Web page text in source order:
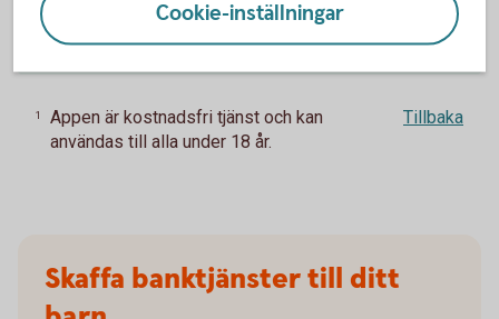
Årsavgift
0 kr 1
1
Appen är kostnadsfri tjänst och kan
användas till alla under 18 år.
Tillbaka
Skaffa banktjänster till ditt
Cookie-inställningar